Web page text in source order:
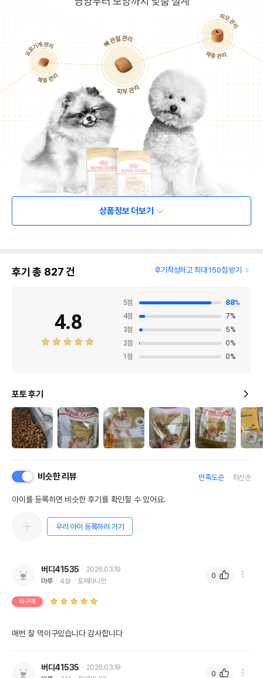
상품정보 더보기
후기 총 827건 후기작성하고 최대 150점 받기
4.8
5점 88%
4점 7%
3점 5%
2점 0%
1 점 0%
포토 후기
비슷한 리뷰 만족도순 최신순
아이를 등록하면 비슷한 후기를 확인할 수 있어요.
우리 아이 등록하러 가기
버디41535
2026.03.19
마루
4살 포메라니안
재구매
매번 잘 먹이구있습니다 감사합니다
0
버디41535
2026.03.19
0